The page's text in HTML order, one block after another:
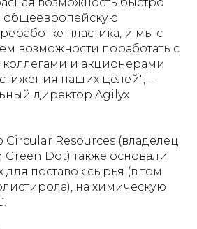
общеевропейскую
пластика, и мы с
возможности поработать с
и акционерами
наших целей", –
директор Agilyx
Circular Resources (владелец
Green Dot) также основали
поставок сырья (в том
на химическую